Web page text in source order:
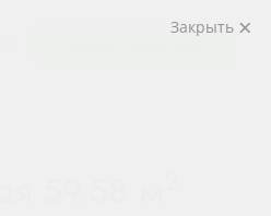
59.58 м
Закрыть